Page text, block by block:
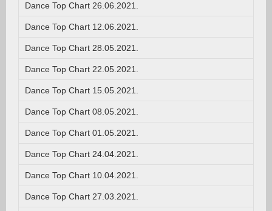
Dance Top Chart 26.06.2021.
Dance Top Chart 12.06.2021.
Dance Top Chart 28.05.2021.
Dance Top Chart 22.05.2021.
Dance Top Chart 15.05.2021.
Dance Top Chart 08.05.2021.
Dance Top Chart 01.05.2021.
Dance Top Chart 24.04.2021.
Dance Top Chart 10.04.2021.
Dance Top Chart 27.03.2021.